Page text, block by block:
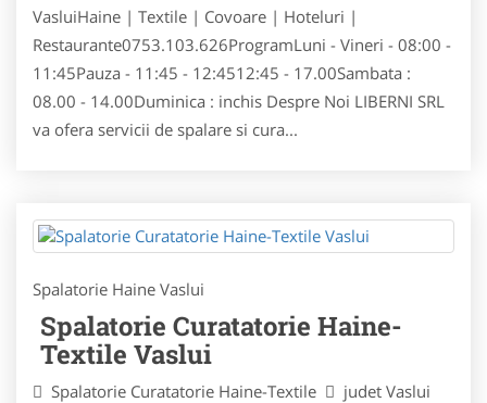
VasluiHaine | Textile | Covoare | Hoteluri |
Restaurante0753.103.626ProgramLuni - Vineri - 08:00 -
11:45Pauza - 11:45 - 12:4512:45 - 17.00Sambata :
08.00 - 14.00Duminica : inchis Despre Noi LIBERNI SRL
va ofera servicii de spalare si cura...
Spalatorie Haine Vaslui
Spalatorie Curatatorie Haine-
Textile Vaslui
Spalatorie Curatatorie Haine-Textile
judet Vaslui